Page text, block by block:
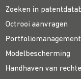
Zoeken in
Octrooi aanvragen
Portfoliomanagement
Modelbescherming
Handhaven van